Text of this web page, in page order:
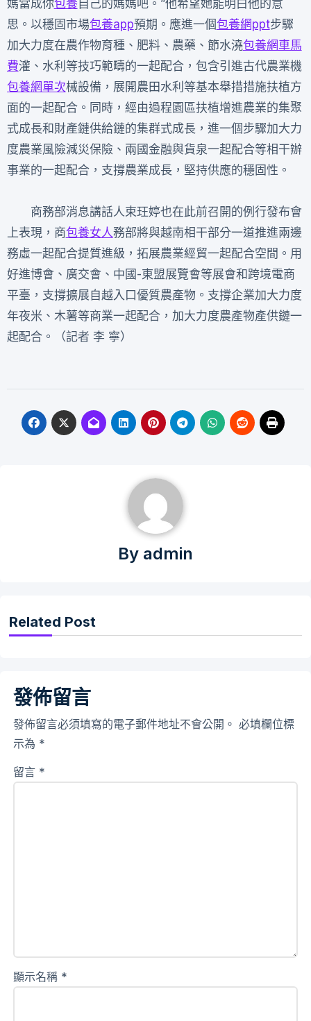
媽當成你包養自己的媽媽吧。”他希望她能明白他的意
思。以穩固市場包養app預期。應進一個包養網ppt步驟
加大力度在農作物育種、肥料、農藥、節水澆包養網車馬
費灌、水利等技巧範疇的一起配合，包含引進古代農業機
包養網單次械設備，展開農田水利等基本舉措措施扶植方
面的一起配合。同時，經由過程園區扶植增進農業的集聚
式成長和財產鏈供給鏈的集群式成長，進一個步驟加大力
度農業風險減災保險、兩國金融與貨泉一起配合等相干辦
事業的一起配合，支撐農業成長，堅持供應的穩固性。
商務部消息講話人束玨婷也在此前召開的例行發布會
上表現，商包養女人務部將與越南相干部分一道推進兩邊
務虛一起配合提質進級，拓展農業經貿一起配合空間。用
好進博會、廣交會、中國-東盟展覽會等展會和跨境電商
平臺，支撐擴展自越入口優質農產物。支撐企業加大力度
年夜米、木薯等商業一起配合，加大力度農產物產供鏈一
起配合。（記者 李 寧）
By admin
Related Post
發佈留言
發佈留言必須填寫的電子郵件地址不會公開。 必填欄位標
示為 *
留言 *
顯示名稱 *